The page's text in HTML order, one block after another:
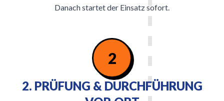
Danach startet der Einsatz sofort.
2
2. PRÜFUNG & DURCHFÜHRUNG